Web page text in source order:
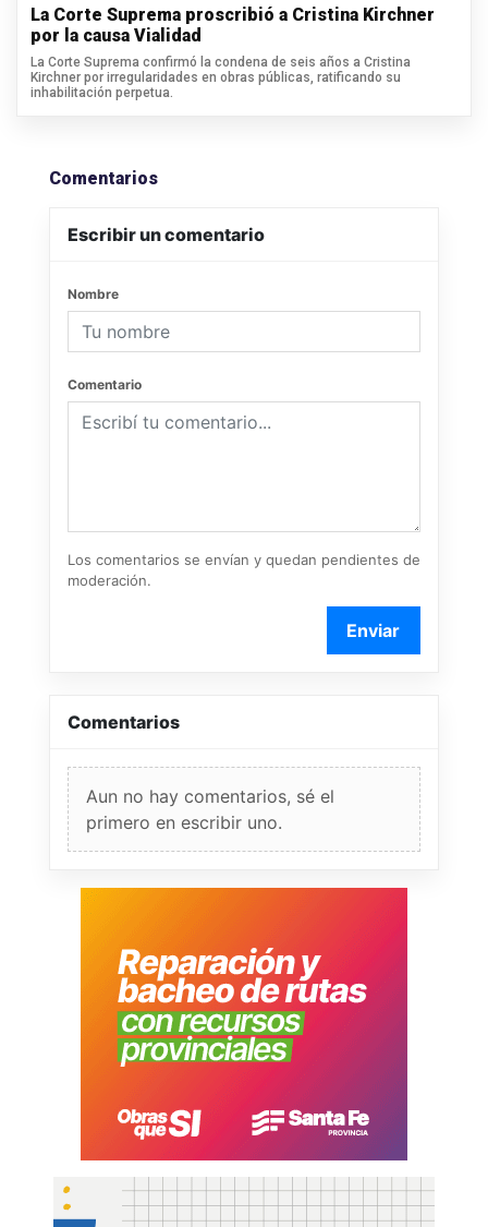
La Corte Suprema proscribió a Cristina Kirchner
por la causa Vialidad
La Corte Suprema confirmó la condena de seis años a Cristina
Kirchner por irregularidades en obras públicas, ratificando su
inhabilitación perpetua.
Comentarios
Escribir un comentario
Nombre
Comentario
Los comentarios se envían y quedan pendientes de
moderación.
Enviar
Comentarios
Aun no hay comentarios, sé el
primero en escribir uno.